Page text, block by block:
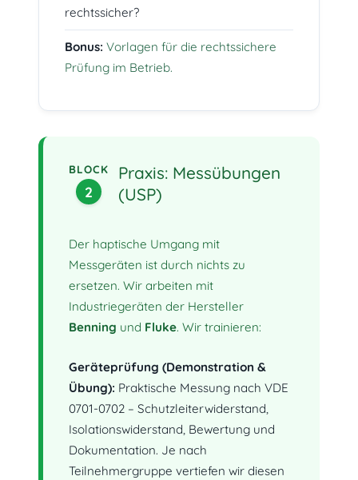
rechtssicher?
Bonus: Vorlagen für die rechtssichere
Prüfung im Betrieb.
BLOCK
2
Praxis: Messübungen
(USP)
Der haptische Umgang mit
Messgeräten ist durch nichts zu
ersetzen. Wir arbeiten mit
Industriegeräten der Hersteller
Benning und Fluke. Wir trainieren:
Geräteprüfung (Demonstration &
Übung): Praktische Messung nach VDE
0701-0702 – Schutzleiterwiderstand,
Isolationswiderstand, Bewertung und
Dokumentation. Je nach
Teilnehmergruppe vertiefen wir diesen